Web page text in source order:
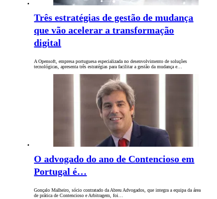
Três estratégias de gestão de mudança
que vão acelerar a transformação
digital
A Opensoft, empresa portuguesa especializada no desenvolvimento de soluções
tecnológicas, apresenta três estratégias para facilitar a gestão da mudança e…
O advogado do ano de Contencioso em
Portugal é…
Gonçalo Malheiro, sócio contratado da Abreu Advogados, que integra a equipa da área
de prática de Contencioso e Arbitragem, foi…